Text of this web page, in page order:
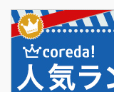
ョ
ン